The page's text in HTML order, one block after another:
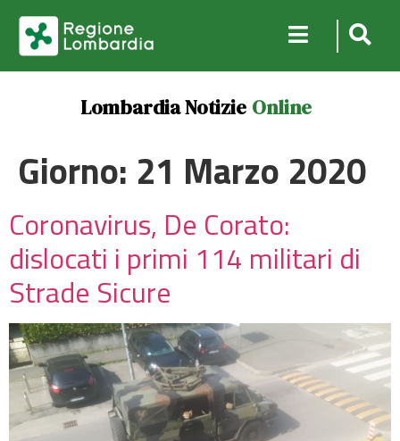
Lombardia Notizie Online
Giorno: 21 Marzo 2020
Coronavirus, De Corato:
dislocati i primi 114 militari di
Strade Sicure